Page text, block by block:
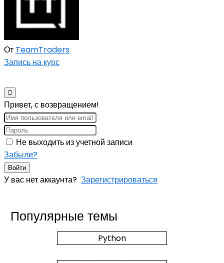
От TeamTraders
Запись на курс
Привет, с возвращением!
Не выходить из учетной записи
Забыли?
Войти
У вас нет аккаунта? Зарегистрироваться
Популярные темы
Python